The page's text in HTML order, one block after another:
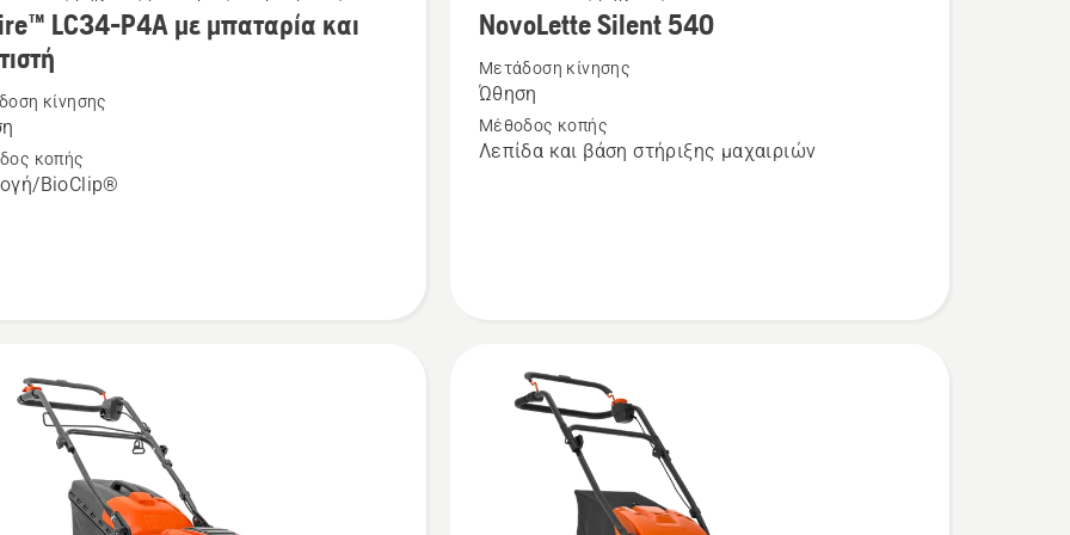
LC34-P4A με μπαταρία και
κίνησης
κοπής
BioClip®
περισσότερες
λεπτομέρειες
για
NovoLette Silent 540
Μετάδοση κίνησης
Ώθηση
Μέθοδος κοπής
Λεπίδα και βάση στήριξης μαχαιριών